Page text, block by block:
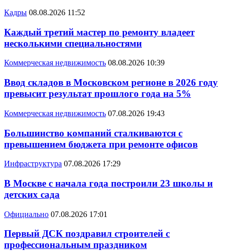
Кадры 08.08.2026 11:52
Каждый третий мастер по ремонту владеет
несколькими специальностями
Коммерческая недвижимость 08.08.2026 10:39
Ввод складов в Московском регионе в 2026 году
превысит результат прошлого года на 5%
Коммерческая недвижимость 07.08.2026 19:43
Большинство компаний сталкиваются с
превышением бюджета при ремонте офисов
Инфраструктура 07.08.2026 17:29
В Москве с начала года построили 23 школы и
детских сада
Официально 07.08.2026 17:01
Первый ДСК поздравил строителей с
профессиональным праздником